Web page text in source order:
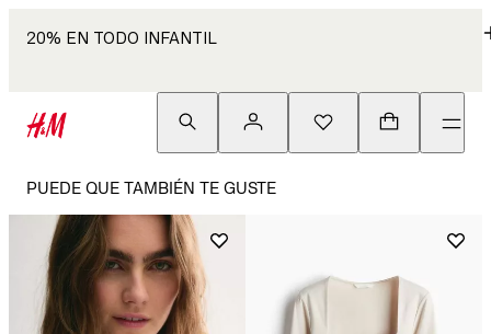
20% EN TODO INFANTIL
PUEDE QUE TAMBIÉN TE GUSTE